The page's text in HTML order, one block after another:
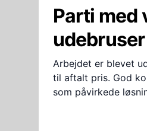
Parti med
udebruser
Arbejdet er blevet
til aftalt pris. God
som påvirkede